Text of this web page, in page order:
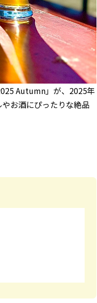
Autumn」が、2025年
お酒にぴったりな絶品